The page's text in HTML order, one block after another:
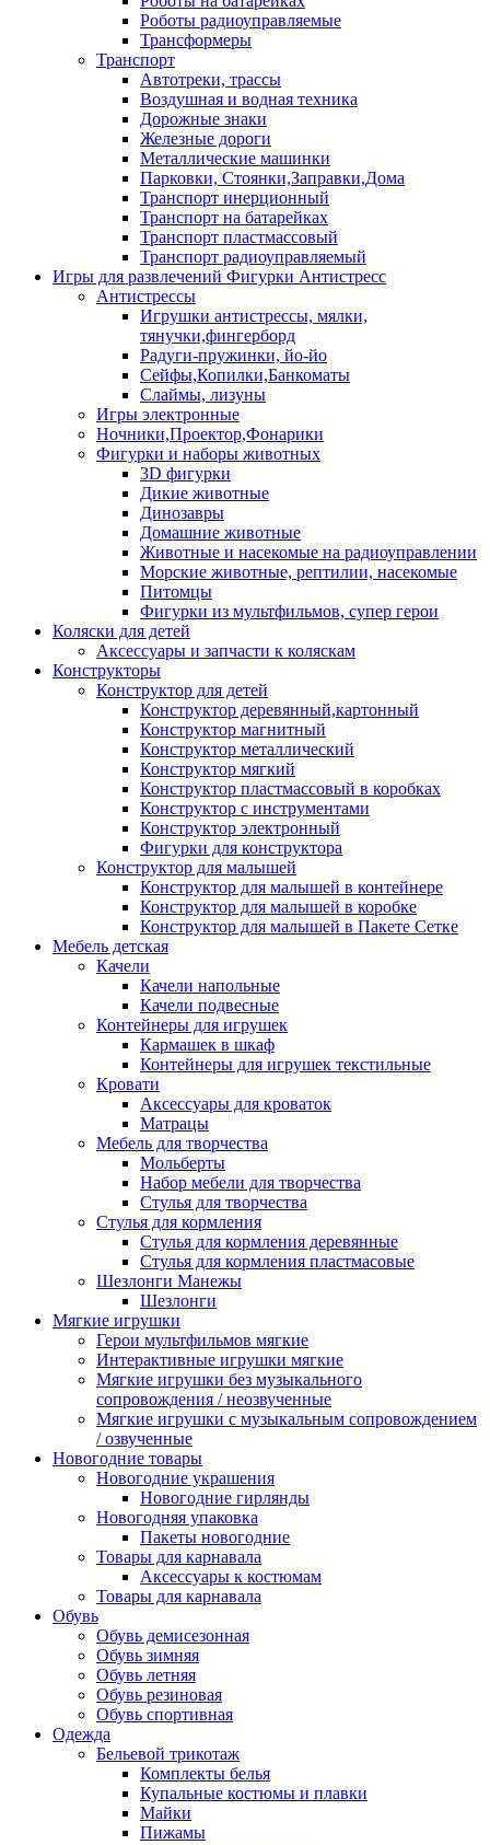
Роботы радиоуправляемые
Трансформеры
Транспорт
Автотреки, трассы
Воздушная и водная техника
Дорожные знаки
Железные дороги
Металлические машинки
Парковки, Стоянки,Заправки,Дома
Транспорт инерционный
Транспорт на батарейках
Транспорт пластмассовый
Транспорт радиоуправляемый
Игры для развлечений Фигурки Антистресс
Антистрессы
Игрушки антистрессы, мялки,
тянучки,фингерборд
Радуги-пружинки, йо-йо
Сейфы,Копилки,Банкоматы
Слаймы, лизуны
Игры электронные
Ночники,Проектор,Фонарики
Фигурки и наборы животных
3D фигурки
Дикие животные
Динозавры
Домашние животные
Животные и насекомые на радиоуправлении
Морские животные, рептилии, насекомые
Питомцы
Фигурки из мультфильмов, супер герои
Коляски для детей
Аксессуары и запчасти к коляскам
Конструкторы
Конструктор для детей
Конструктор деревянный,картонный
Конструктор магнитный
Конструктор металлический
Конструктор мягкий
Конструктор пластмассовый в коробках
Конструктор с инструментами
Конструктор электронный
Фигурки для конструктора
Конструктор для малышей
Конструктор для малышей в контейнере
Конструктор для малышей в коробке
Конструктор для малышей в Пакете Сетке
Мебель детская
Качели
Качели напольные
Качели подвесные
Контейнеры для игрушек
Кармашек в шкаф
Контейнеры для игрушек текстильные
Кровати
Аксессуары для кроваток
Матрацы
Мебель для творчества
Мольберты
Набор мебели для творчества
Стулья для творчества
Стулья для кормления
Стулья для кормления деревянные
Стулья для кормления пластмасовые
Шезлонги Манежы
Шезлонги
Мягкие игрушки
Герои мультфильмов мягкие
Интерактивные игрушки мягкие
Мягкие игрушки без музыкального
сопровождения / неозвученные
Мягкие игрушки с музыкальным сопровождением
/ озвученные
Новогодние товары
Новогодние украшения
Новогодние гирлянды
Новогодняя упаковка
Пакеты новогодние
Товары для карнавала
Аксессуары к костюмам
Товары для карнавала
Обувь
Обувь демисезонная
Обувь зимняя
Обувь летняя
Обувь резиновая
Обувь спортивная
Одежда
Бельевой трикотаж
Комплекты белья
Купальные костюмы и плавки
Майки
Пижамы